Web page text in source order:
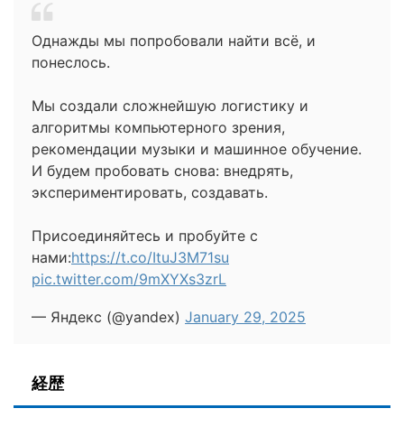
Однажды мы попробовали найти всё, и
понеслось.
Мы создали сложнейшую логистику и
алгоритмы компьютерного зрения,
рекомендации музыки и машинное обучение.
И будем пробовать снова: внедрять,
экспериментировать, создавать.
Присоединяйтесь и пробуйте с
нами:https://t.co/ItuJ3M71su
pic.twitter.com/9mXYXs3zrL
— Яндекс (@yandex) January 29, 2025
経歴